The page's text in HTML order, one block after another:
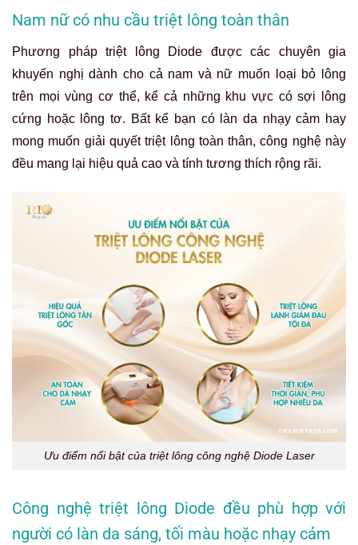
Nam nữ có nhu cầu triệt lông toàn thân
Phương pháp triệt lông Diode được các chuyên gia
khuyến nghị dành cho cả nam và nữ muốn loại bỏ lông
trên mọi vùng cơ thể, kể cả những khu vực có sợi lông
cứng hoặc lông tơ. Bất kể bạn có làn da nhạy cảm hay
mong muốn giải quyết triệt lông toàn thân, công nghệ này
đều mang lại hiệu quả cao và tính tương thích rộng rãi.
Ưu điểm nổi bật của triệt lông công nghệ Diode Laser
Công nghệ triệt lông Diode đều phù hợp với
người có làn da sáng, tối màu hoặc nhạy cảm